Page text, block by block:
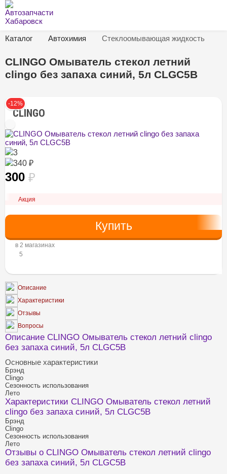
Каталог Автохимия Стеклоомывающая жидкость
CLINGO Омыватель стекол летний
clingo без запаха синий, 5л CLGC5B
CLINGO
-12%
3
340 ₽
300 ₽
Акция
в 2 магазинах
5
Описание
Характеристики
Отзывы
Вопросы
Описание CLINGO Омыватель стекол летний clingo
без запаха синий, 5л CLGC5B
Основные характеристики
Брэнд
Clingo
Сезонность использования
Лето
Характеристики CLINGO Омыватель стекол летний
clingo без запаха синий, 5л CLGC5B
Брэнд
Clingo
Сезонность использования
Лето
Отзывы о CLINGO Омыватель стекол летний clingo
без запаха синий, 5л CLGC5B